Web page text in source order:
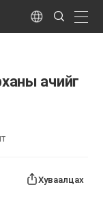
Language
Search
Submit
ачийг
Хуваалцах